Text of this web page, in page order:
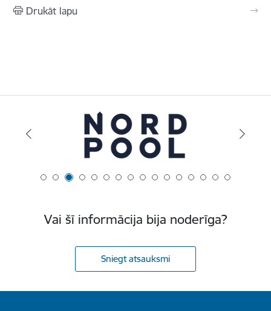
Drukāt lapu
Vai šī informācija bija noderīga?
Sniegt atsauksmi